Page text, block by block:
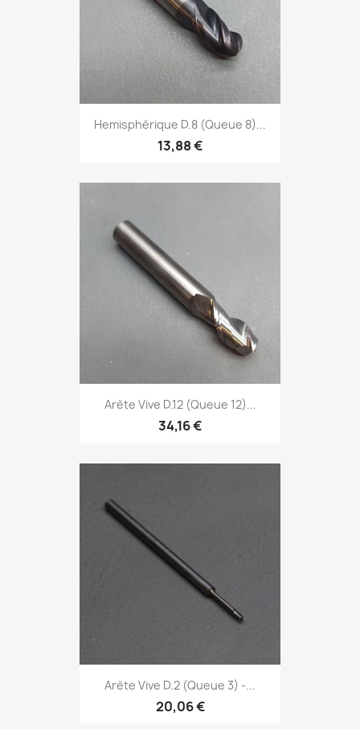
Hemisphérique D.8 (Queue 8)...
13,88 €
Arète Vive D.12 (Queue 12)...
34,16 €
Arète Vive D.2 (Queue 3) -...
20,06 €